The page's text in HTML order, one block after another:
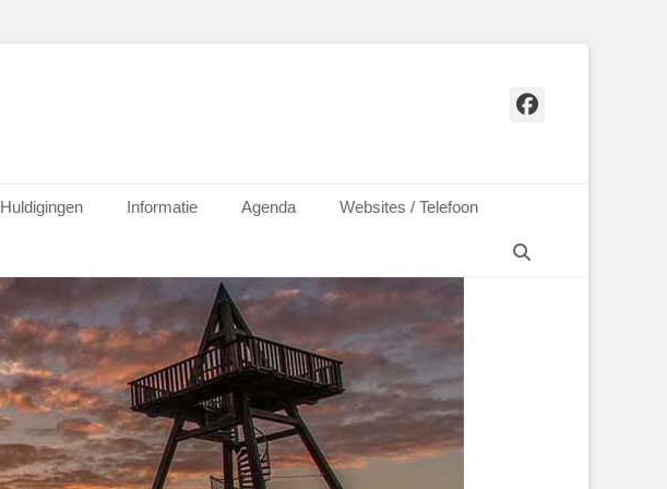
Facebook
Huldigingen Informatie Agenda
Websites / Telefoon